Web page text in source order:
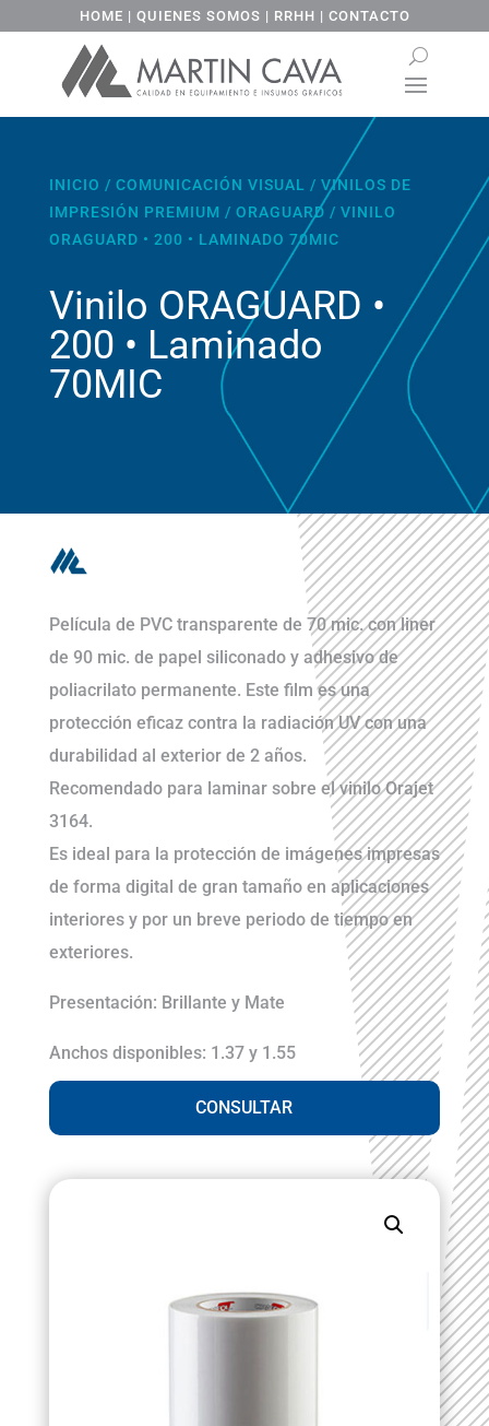
HOME | QUIENES SOMOS | RRHH | CONTACTO
INICIO / COMUNICACIÓN VISUAL / VINILOS DE
IMPRESIÓN PREMIUM / ORAGUARD / VINILO
ORAGUARD • 200 • LAMINADO 70MIC
Vinilo ORAGUARD •
200 • Laminado
70MIC
Película de PVC transparente de 70 mic. con liner
de 90 mic. de papel siliconado y adhesivo de
poliacrilato permanente. Este film es una
protección eficaz contra la radiación UV con una
durabilidad al exterior de 2 años.
Recomendado para laminar sobre el vinilo Orajet
3164.
Es ideal para la protección de imágenes impresas
de forma digital de gran tamaño en aplicaciones
interiores y por un breve periodo de tiempo en
exteriores.
Presentación: Brillante y Mate
Anchos disponibles: 1.37 y 1.55
CONSULTAR